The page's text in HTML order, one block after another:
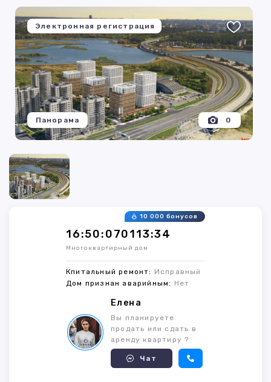
Электронная регистрация
0
Панорама
16:50:070113:34
10 000 бонусов
Многоквартирный дом
Кпитальный ремонт: Исправный
Дом признан аварийным: Нет
Елена
Вы планируете
продать или сдать в
аренду квартиру ?
Чат